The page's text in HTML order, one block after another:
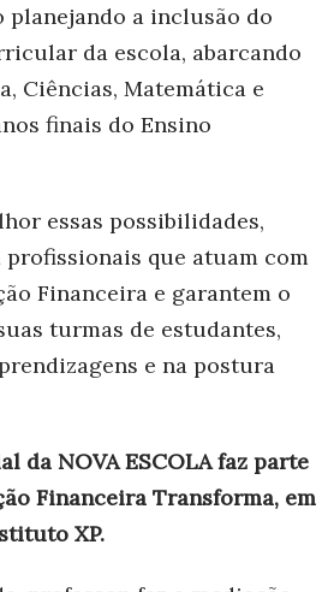
planejando a inclusão do
da escola, abarcando
Ciências, Matemática e
finais do Ensino
essas possibilidades,
profissionais que atuam com
Financeira e garantem o
turmas de estudantes,
e na postura
da NOVA ESCOLA faz parte
Financeira Transforma, em
XP.